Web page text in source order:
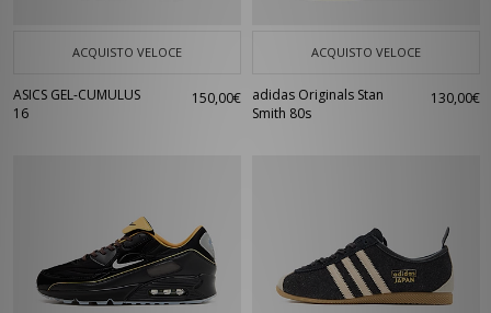
ACQUISTO VELOCE
ASICS GEL-CUMULUS
16
150,00€
ACQUISTO VELOCE
adidas Originals Stan
Smith 80s
130,00€